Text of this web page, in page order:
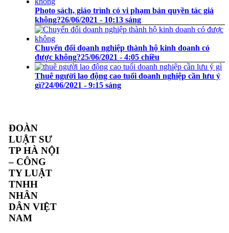
Photo sách, giáo trình có vi phạm bản quyền tác giả
không?26/06/2021 - 10:13 sáng
Chuyển đổi doanh nghiệp thành hộ kinh doanh có
được không?25/06/2021 - 4:05 chiều
Thuê người lao động cao tuổi doanh nghiệp cần lưu ý
gì?24/06/2021 - 9:15 sáng
ĐOÀN
LUẬT SƯ
TP HÀ NỘI
– CÔNG
TY LUẬT
TNHH
NHÂN
DÂN VIỆT
NAM